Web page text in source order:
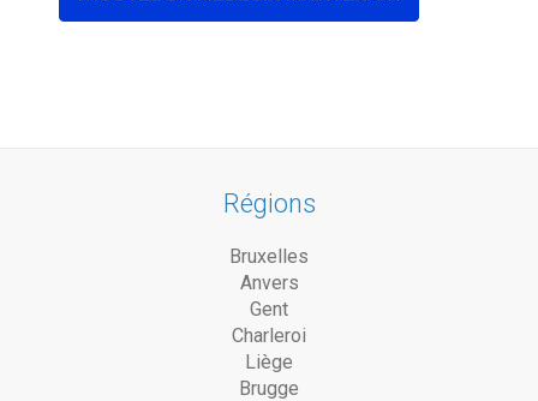
Régions
Bruxelles
Anvers
Gent
Charleroi
Liège
Brugge